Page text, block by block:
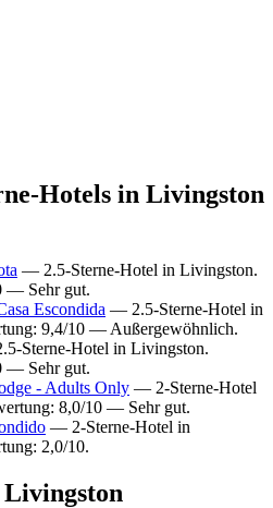
Hotels in Livingston
— 2.5-Sterne-Hotel in Livingston.
— Sehr gut.
Escondida — 2.5-Sterne-Hotel in
9,4/10 — Außergewöhnlich.
Sterne-Hotel in Livingston.
— Sehr gut.
- Adults Only — 2-Sterne-Hotel
8,0/10 — Sehr gut.
— 2-Sterne-Hotel in
2,0/10.